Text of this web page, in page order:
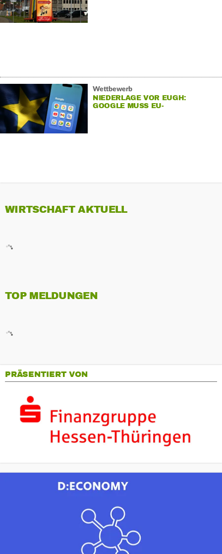
Wettbewerb
NIEDERLAGE VOR EUGH:
GOOGLE MUSS EU-
WIRTSCHAFT AKTUELL
TOP MELDUNGEN
PRÄSENTIERT VON